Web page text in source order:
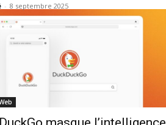
- 8 septembre 2025